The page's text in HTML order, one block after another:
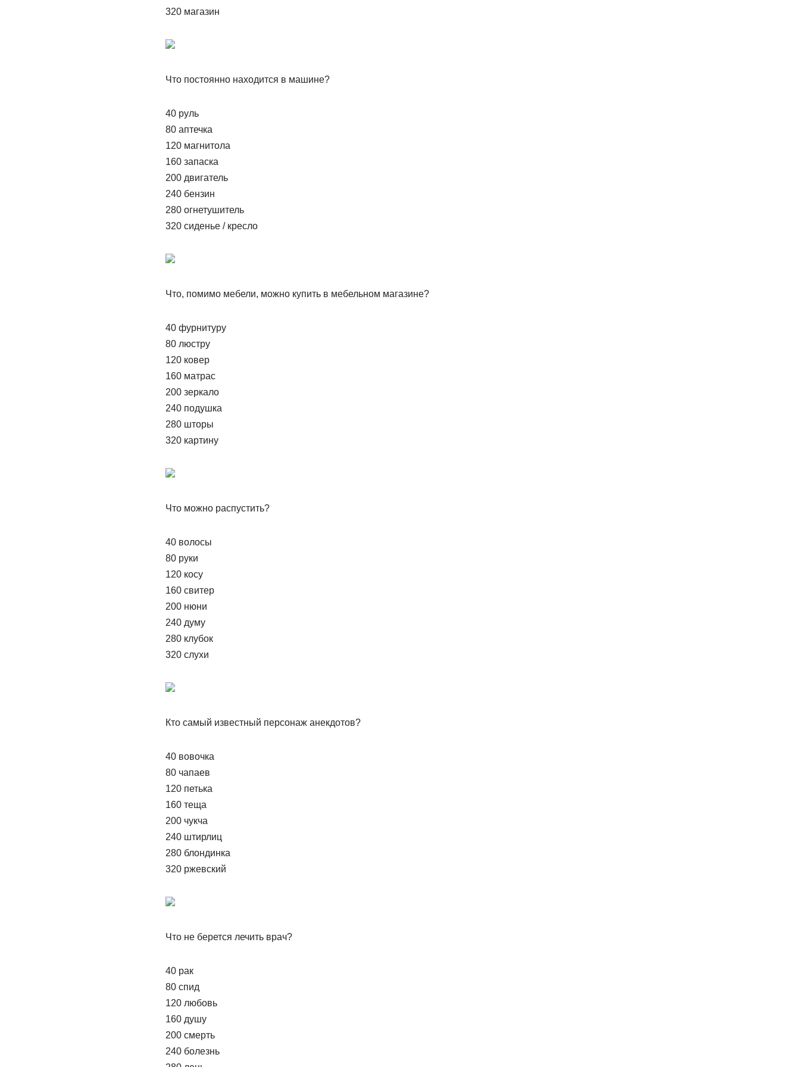
320 магазин
Что постоянно находится в машине?
40 руль
80 аптечка
120 магнитола
160 запаска
200 двигатель
240 бензин
280 огнетушитель
320 сиденье / кресло
Что, помимо мебели, можно купить в мебельном магазине?
40 фурнитуру
80 люстру
120 ковер
160 матрас
200 зеркало
240 подушка
280 шторы
320 картину
Что можно распустить?
40 волосы
80 руки
120 косу
160 свитер
200 нюни
240 думу
280 клубок
320 слухи
Кто самый известный персонаж анекдотов?
40 вовочка
80 чапаев
120 петька
160 теща
200 чукча
240 штирлиц
280 блондинка
320 ржевский
Что не берется лечить врач?
40 рак
80 спид
120 любовь
160 душу
200 смерть
240 болезнь